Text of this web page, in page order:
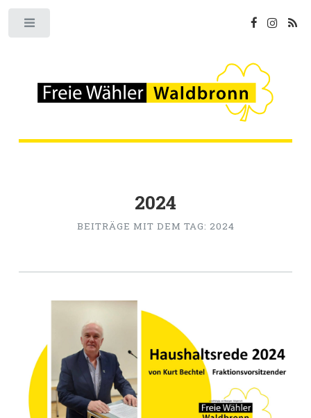
2024
BEITRÄGE MIT DEM TAG: 2024